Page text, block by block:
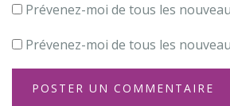
Prévenez-moi de tous les
Prévenez-moi de tous les